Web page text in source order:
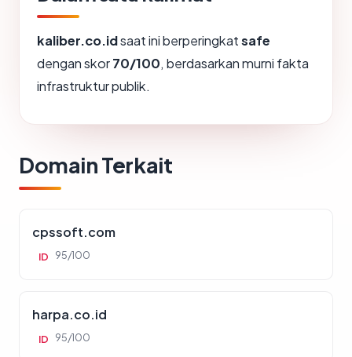
kaliber.co.idsaat ini berperingkatsafe
dengan skor70/100, berdasarkan murni fakta
infrastruktur publik.
Domain Terkait
cpssoft.com
ID 95/100
harpa.co.id
ID 95/100